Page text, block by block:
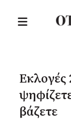
Εκλογές
βάζετε